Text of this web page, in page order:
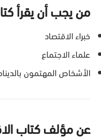
من يجب أن يقرأ
خبراء الاقتصاد
علماء الاجتماع
الأشخاص المهتمون
عن مؤلف كتاب